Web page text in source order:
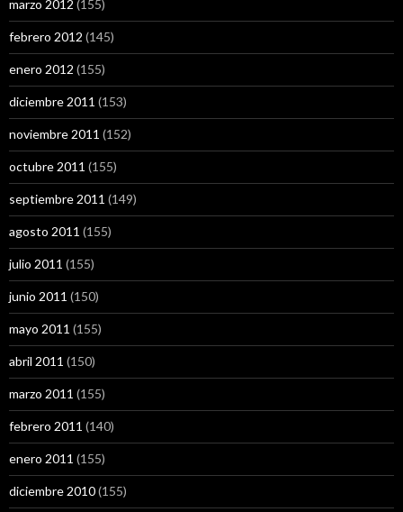
marzo 2012 (155)
febrero 2012 (145)
enero 2012 (155)
diciembre 2011 (153)
noviembre 2011 (152)
octubre 2011 (155)
septiembre 2011 (149)
agosto 2011 (155)
julio 2011 (155)
junio 2011 (150)
mayo 2011 (155)
abril 2011 (150)
marzo 2011 (155)
febrero 2011 (140)
enero 2011 (155)
diciembre 2010(155)